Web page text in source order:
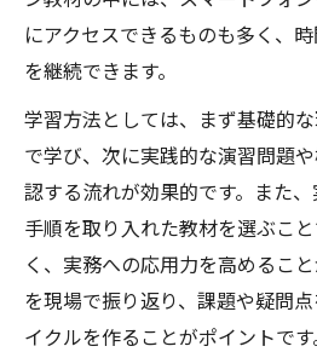
にアクセスできるものも多く、
を継続できます。
学習方法としては、まず基礎的
で学び、次に実践的な演習問題
認する流れが効果的です。また
手順を取り入れた教材を選ぶこ
く、実務への応用力を高めるこ
を現場で振り返り、課題や疑問
イクルを作ることがポイントです